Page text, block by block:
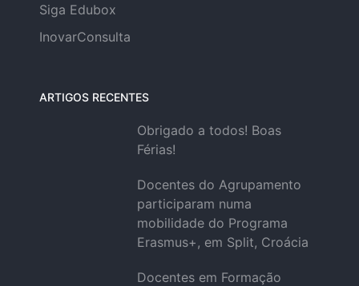
Siga Edubox
InovarConsulta
ARTIGOS RECENTES
Obrigado a todos! Boas
Férias!
Docentes do Agrupamento
participaram numa
mobilidade do Programa
Erasmus+, em Split, Croácia
Docentes em Formação